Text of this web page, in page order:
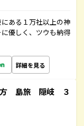
ある１万社以上の神
優しく、ツウも納得
詳細を見る
方 島旅 隠岐 ３